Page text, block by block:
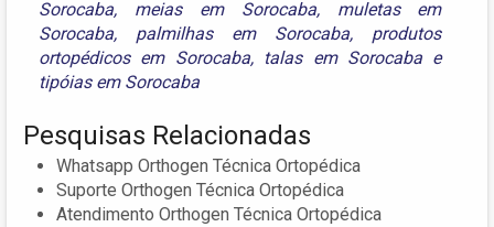
Sorocaba, meias em Sorocaba, muletas em
Sorocaba, palmilhas em Sorocaba, produtos
ortopédicos em Sorocaba, talas em Sorocaba e
tipóias em Sorocaba
Pesquisas Relacionadas
Whatsapp Orthogen Técnica Ortopédica
Suporte Orthogen Técnica Ortopédica
Atendimento Orthogen Técnica Ortopédica